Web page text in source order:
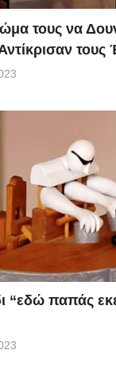
τους να
“εδώ παπάς